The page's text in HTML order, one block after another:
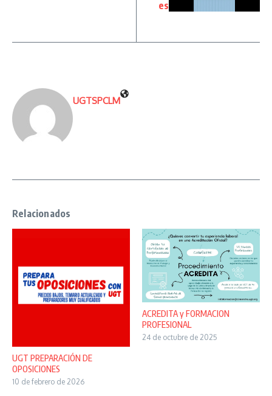
es
UGTSPCLM
Relacionados
UGT PREPARACIÓN DE
OPOSICIONES
10 de febrero de 2026
ACREDITA y FORMACION
PROFESIONAL
24 de octubre de 2025